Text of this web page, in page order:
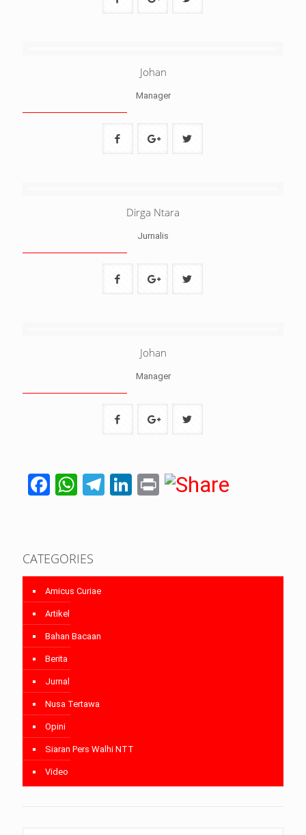
Johan
Manager
Dirga Ntara
Jurnalis
Johan
Manager
Facebook
WhatsApp
Telegram
LinkedIn
Print
CATEGORIES
Amicus Curiae
Artikel
Bahan Bacaan
Berita
Jurnal
Nusa Tertawa
Opini
Siaran Pers Walhi NTT
Video